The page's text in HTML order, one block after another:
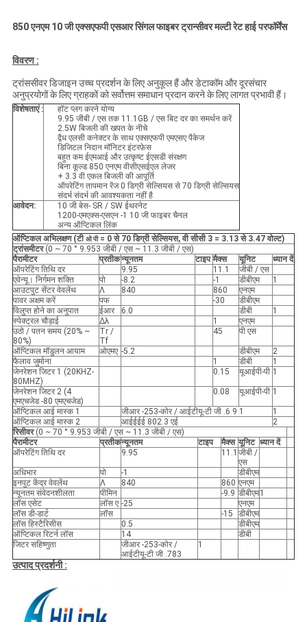
850 एनएम 10 जी एक्सएफपी एसआर सिंगल फाइबर ट्रान्सीवर मल्टी रेट हाई परफॉर्मेंस
विवरण :
ट्रांससीवर डिजाइन उच्च प्रदर्शन के लिए अनुकूल हैं और डेटाकॉम और दूरसंचार
अनुप्रयोगों के लिए ग्राहकों को सर्वोत्तम समाधान प्रदान करने के लिए लागत प्रभावी हैं।
विशेषताएं :
हॉट प्लग करने योग्य
9.95 जीबी / एस तक 11.1GB / एस बिट दर का समर्थन करें
2.5W बिजली की खपत के नीचे
द्वैध एलसी कनेक्टर के साथ एक्सएफपी एमएसए पैकेज
डिजिटल निदान मॉनिटर इंटरफ़ेस
बहुत कम ईएमआई और उत्कृष्ट ईएसडी संरक्षण
बिना कूल्ड 850 एनएम वीसीएसईएल लेजर
+ 3.3 वी एकल बिजली की आपूर्ति
ऑपरेटिंग तापमान रेंज 0 डिग्री सेल्सियस से 70 डिग्री सेल्सियस
संदर्भ संदर्भ की आवश्यकता नहीं है
आवेदन:
10 जी बेस- SR / SW ईथरनेट
1200-एमएक्स-एसएन -1 10 जी फाइबर चैनल
अन्य ऑप्टिकल लिंक
ऑप्टिकल अभिलक्षण (टी ओ पी = 0 से 70 डिग्री सेल्सियस, वी सीसी 3 = 3.13 से 3.47 वोल्ट)
ट्रांसमीटर(0 ~ 70 ° 9.953 जीबी / एस ~ 11.3 जीबी / एस)
पैरामीटर
प्रतीकन्यूनतम टाइप मैक्स यूनिट
ध्यान दें
ऑपरेटिंग तिथि दर
9.95 11.1
जीबी / एस
एवेन्यू। निर्गमन शक्ति
पो -8.2 -1 डीबीएम
1
आउटपुट सेंटर वेवलेंथ
Λ 840 860
एनएम
पावर अक्षम करें
पफ -30
डीबीएम
विलुप्त होने का अनुपात
ईआर 6.0 डीबी
1
स्पेक्ट्रल चौड़ाई
Δλ 1
एनएम
उठो / पतन समय (20% ~
80%)
Tr /
Tf
45 पी एस
ऑप्टिकल मॉडुलन आयाम ओएमए -5.2 डीबीएम
2
फैलाव जुर्माना
1 डीबी
1
जेनरेशन जिटर 1 (20KHZ-
80MHZ)
0.15 यूआईपी-पी 1
जेनरेशन जिटर 2 (4
एमएचजेड -80 एमएचजेड)
0.08 यूआईपी-पी 1
ऑप्टिकल आई मास्क 1 जीआर -253-कोर / आईटीयू-टी जी .6 9 1
1
ऑप्टिकल आई मास्क 2
आईईईई 802.3 एई
2
रिसीवर(0 ~ 70 ° 9.953 जीबी / एस ~ 11.3 जीबी / एस)
पैरामीटर
प्रतीकन्यूनतम टाइप मैक्स यूनिट ध्यान दें
ऑपरेटिंग तिथि दर
9.95 11.1 जीबी /
एस
अधिभार
पो -1
डीबीएम
इनपुट केंद्र वेवलेंथ
Λ 840 860 एनएम
न्यूनतम संवेदनशीलता
पीमिन -9.9 डीबीएम1
लॉस एसेट
लॉस ए -25
एनएम
लॉस डी-डार्ट
लॉस -15
डीबीएम
लॉस हिस्टैरिसीस
0.5
डीबीएम
ऑप्टिकल रिटर्न लॉस
14
डीबी
जिटर सहिष्णुता
जीआर -253-कोर /
आईटीयू-टी जी .783
1
उत्पाद प्रदर्शनी :